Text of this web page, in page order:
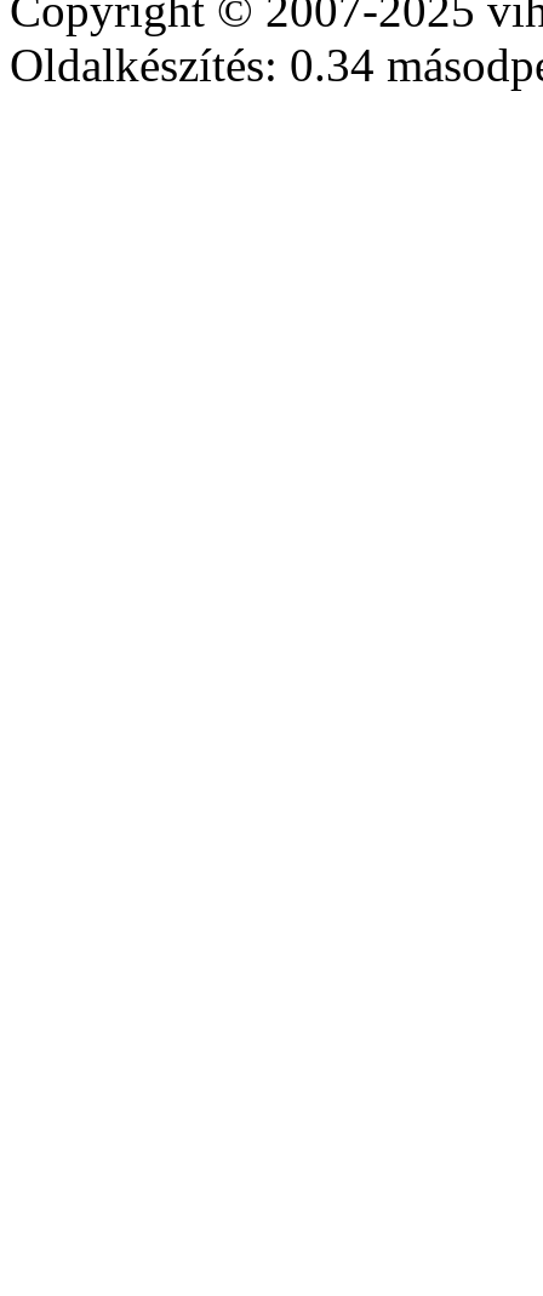
Oldalkészítés: 0.34